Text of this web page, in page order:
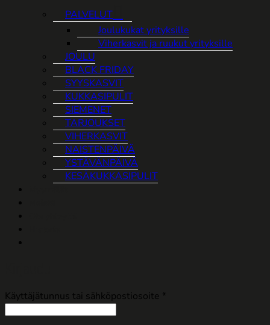
PALVELUT
Joulukukat yrityksille
Viherkasvit ja ruukut yrityksille
JOULU
BLACK FRIDAY
SYYSKASVIT
KUKKASIPULIT
SIEMENET
TARJOUKSET
VIHERKASVIT
NAISTENPÄIVÄ
YSTÄVÄNPÄIVÄ
KESÄKUKKASIPULIT
Käyttäjätunnus tai sähköpostiosoite *